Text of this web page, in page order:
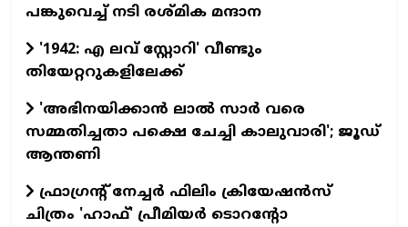
പങ്കുവെച്ച് നടി രശ്മിക മന്ദാന
'1942: എ ലവ് സ്റ്റോറി' വീണ്ടും
തിയേറ്ററുകളിലേക്ക്
'അഭിനയിക്കാന്‍ ലാല്‍ സാര്‍ വരെ
സമ്മതിച്ചതാ പക്ഷെ ചേച്ചി കാലുവാരി'; ജൂഡ്
ആന്തണി
ഫ്രാഗ്രന്റ് നേച്ചര്‍ ഫിലിം ക്രിയേഷന്‍സ്
ചിത്രം 'ഹാഫ്' പ്രീമിയര്‍ ടൊറന്റോ